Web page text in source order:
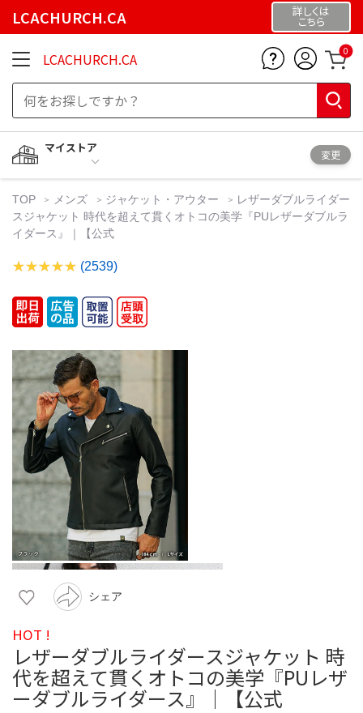
LCACHURCH.CA 詳しくは
こちら
LCACHURCH.CA 0
マイストア
変更
TOP メンズ ジャケット・アウター
レザーダブルライダー
スジャケット 時代を超えて貫くオトコの美学『PUレザーダブルラ
イダース』｜【公式
(2539)
シェア
HOT !
レザーダブルライダースジャケット 時
代を超えて貫くオトコの美学『PUレザ
ーダブルライダース』｜【公式